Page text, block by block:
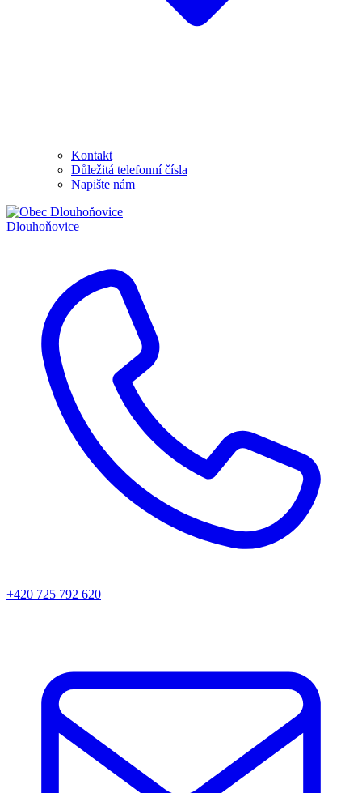
Kontakt
Důležitá telefonní čísla
Napište nám
Dlouhoňovice
+420 725 792 620